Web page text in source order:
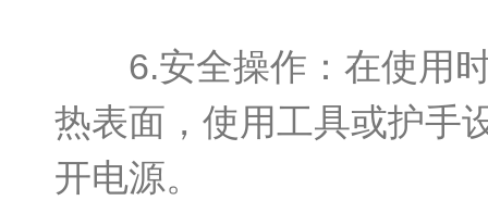
6.安全操作：在使用时
热表面，使用工具或护手
开电源。